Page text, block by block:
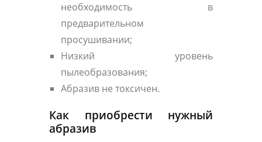
необходимость в
предварительном
просушивании;
Низкий уровень
пылеобразования;
Абразив не токсичен.
Как приобрести нужный
абразив